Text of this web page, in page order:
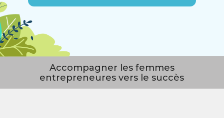
Accompagner les femmes
entrepreneures vers le succès